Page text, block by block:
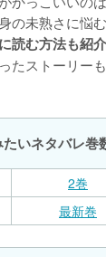
の未熟さに悩
読む方法も紹
たストーリー
いネタバレ巻
2巻
最新巻